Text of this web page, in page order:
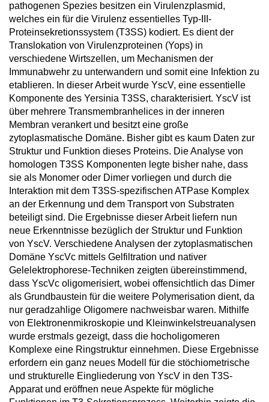
pathogenen Spezies besitzen ein Virulenzplasmid,
welches ein für die Virulenz essentielles Typ-III-
Proteinsekretionssystem (T3SS) kodiert. Es dient der
Translokation von Virulenzproteinen (Yops) in
verschiedene Wirtszellen, um Mechanismen der
Immunabwehr zu unterwandern und somit eine Infektion zu
etablieren. In dieser Arbeit wurde YscV, eine essentielle
Komponente des Yersinia T3SS, charakterisiert. YscV ist
über mehrere Transmembranhelices in der inneren
Membran verankert und besitzt eine große
zytoplasmatische Domäne. Bisher gibt es kaum Daten zur
Struktur und Funktion dieses Proteins. Die Analyse von
homologen T3SS Komponenten legte bisher nahe, dass
sie als Monomer oder Dimer vorliegen und durch die
Interaktion mit dem T3SS-spezifischen ATPase Komplex
an der Erkennung und dem Transport von Substraten
beteiligt sind. Die Ergebnisse dieser Arbeit liefern nun
neue Erkenntnisse bezüglich der Struktur und Funktion
von YscV. Verschiedene Analysen der zytoplasmatischen
Domäne YscVc mittels Gelfiltration und nativer
Gelelektrophorese-Techniken zeigten übereinstimmend,
dass YscVc oligomerisiert, wobei offensichtlich das Dimer
als Grundbaustein für die weitere Polymerisation dient, da
nur geradzahlige Oligomere nachweisbar waren. Mithilfe
von Elektronenmikroskopie und Kleinwinkelstreuanalysen
wurde erstmals gezeigt, dass die hocholigomeren
Komplexe eine Ringstruktur einnehmen. Diese Ergebnisse
erfordern ein ganz neues Modell für die stöchiometrische
und strukturelle Eingliederung von YscV in den T3S-
Apparat und eröffnen neue Aspekte für mögliche